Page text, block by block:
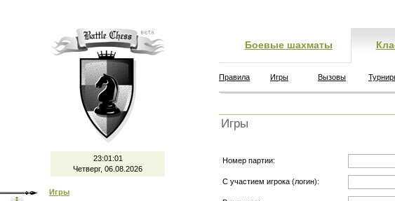
23:01:02
Четверг, 06.08.2026
Игры
Боевые шахматы
Правила Игры Вызовы
Игры
Номер партии:
С участием игрока (логин):